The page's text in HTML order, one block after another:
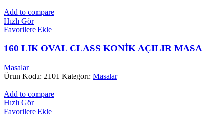
Add to compare
Hızlı Gör
Favorilere Ekle
160 LIK OVAL CLASS KONİK AÇILIR MASA
Masalar
Ürün Kodu: 2101 Kategori: Masalar
Add to compare
Hızlı Gör
Favorilere Ekle